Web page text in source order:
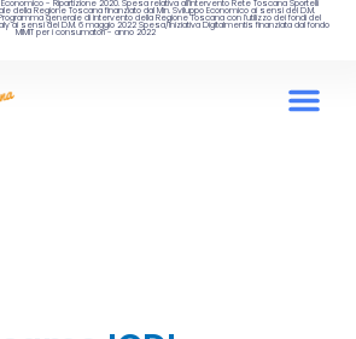
- Ripartizione 2020. Spesa relativa all’intervento Rete Toscana Sportelli
della Regione Toscana finanziato dal Min. Sviluppo Economico ai sensi del D.M.
generale di intervento della Regione Toscana con l’utilizzo dei fondi del
ai sensi del D.M. 6 maggio 2022 Spesa/iniziativa Digitalmentis finanziata dal fondo
MIMIT per i consumatori - anno 2022